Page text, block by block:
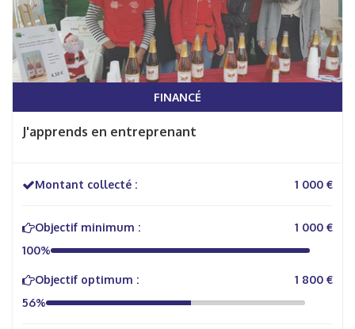
FINANCÉ
J'apprends en entreprenant
Montant collecté : 1 000 €
Objectif minimum :
1 000 €
100%
Objectif optimum :
1 800 €
56%